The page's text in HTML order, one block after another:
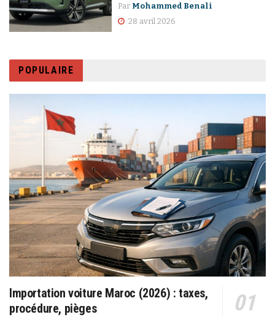
Par Mohammed Benali
28 avril 2026
POPULAIRE
Importation voiture Maroc (2026) : taxes,
procédure, pièges